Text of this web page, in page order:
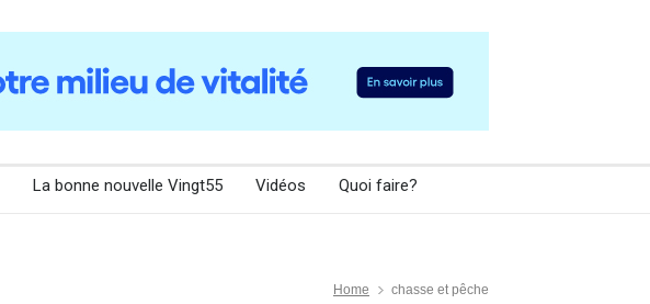
La bonne nouvelle Vingt55 Vidéos Quoi faire?
Home chasse et pêche